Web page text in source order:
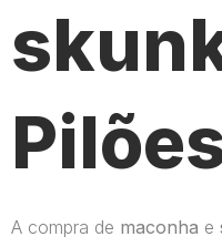
A compra de maconha e